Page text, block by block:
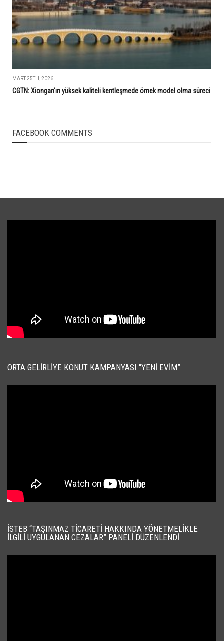
MART 25TH, 2026
CGTN: Xiongan'ın yüksek kaliteli kentleşmede örnek model olma süreci
FACEBOOK COMMENTS
ORTA GELIRLIYE KONUT KAMPANYASI “YENI EVIM”
İSTEB “TAŞINMAZ TICARETI HAKKINDA YÖNETMELIKLE
İLGILI UYGULANAN CEZALAR” PANELI DÜZENLENDI